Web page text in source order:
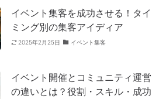
イベント集客を成功させる！タイ
ミング別の集客アイディア
2025年2月25日 イベント集客
イベント開催とコミュニティ運営
の違いとは？役割・スキル・成功